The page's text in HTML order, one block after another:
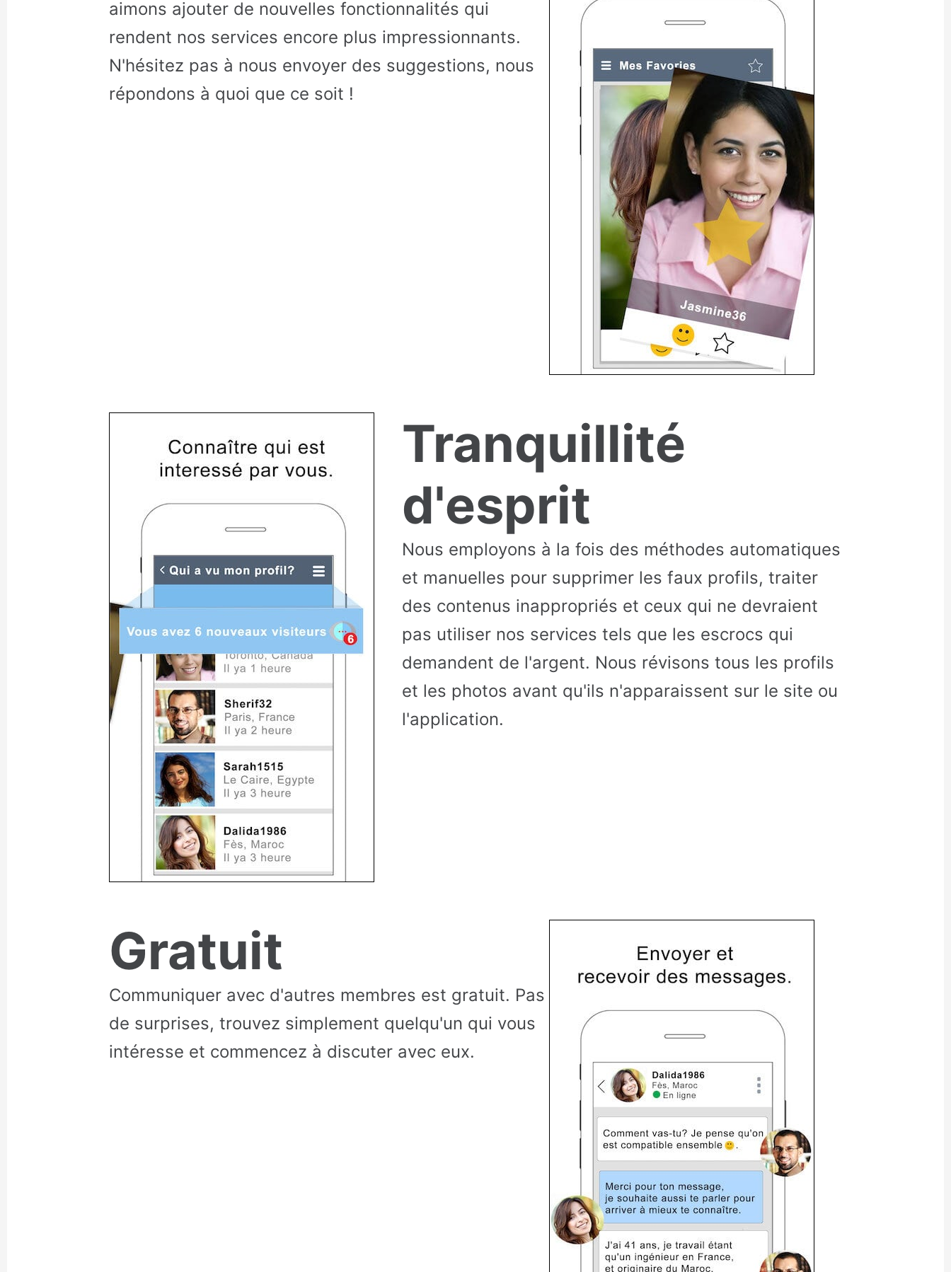
aimons ajouter de nouvelles fonctionnalités qui
rendent nos services encore plus impressionnants.
N'hésitez pas à nous envoyer des suggestions, nous
répondons à quoi que ce soit !
Tranquillité
d'esprit
Nous employons à la fois des méthodes automatiques
et manuelles pour supprimer les faux profils, traiter
des contenus inappropriés et ceux qui ne devraient
pas utiliser nos services tels que les escrocs qui
demandent de l'argent. Nous révisons tous les profils
et les photos avant qu'ils n'apparaissent sur le site ou
l'application.
Gratuit
Communiquer avec d'autres membres est gratuit. Pas
de surprises, trouvez simplement quelqu'un qui vous
intéresse et commencez à discuter avec eux.